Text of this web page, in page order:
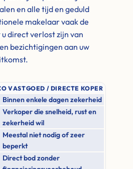
en alle tijd en geduld
makelaar vaak de
direct verlost zijn van
bezichtigingen aan uw
VASTGOED / DIRECTE KOPER
Binnen enkele dagen zekerheid
Verkoper die snelheid, rust en
zekerheid wil
Meestal niet nodig of zeer
beperkt
Direct bod zonder